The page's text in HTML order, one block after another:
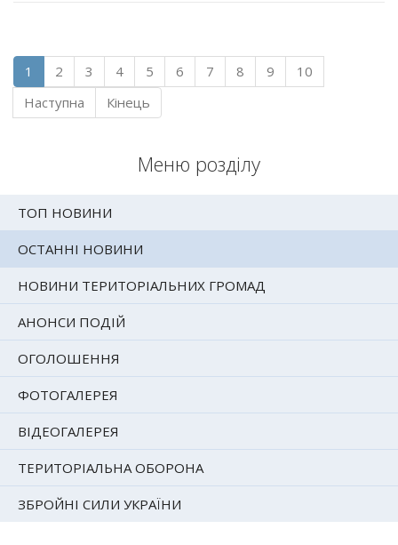
Меню розділу
ТОП НОВИНИ
ОСТАННІ НОВИНИ
НОВИНИ ТЕРИТОРІАЛЬНИХ ГРОМАД
АНОНСИ ПОДІЙ
ОГОЛОШЕННЯ
ФОТОГАЛЕРЕЯ
ВІДЕОГАЛЕРЕЯ
ТЕРИТОРІАЛЬНА ОБОРОНА
ЗБРОЙНІ СИЛИ УКРАЇНИ
1 2 3 4 5 6 7 8 9
10
Наступна
Кінець